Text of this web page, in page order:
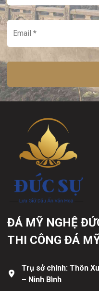
ĐÁ MỸ NGHỆ
THI CÔNG ĐÁ
Trụ sở chính: Thôn
– Ninh Bình